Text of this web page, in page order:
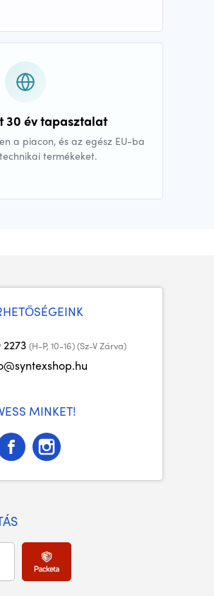
30 év tapasztalat
a piacon, és az egész EU-ba
termékeket.
(H-P, 10-16) (Sz-V Zárva)
MINKET!